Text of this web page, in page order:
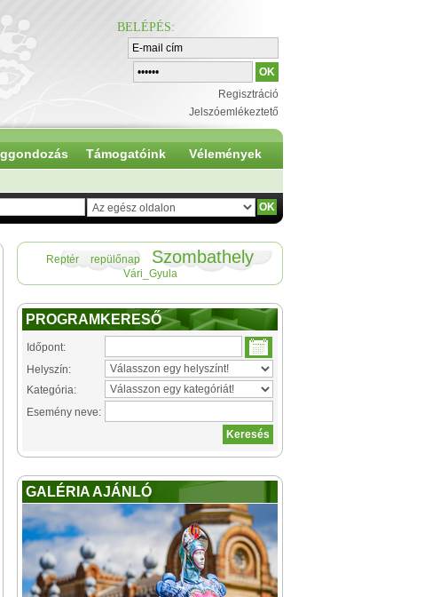
BELÉPÉS:
Regisztráció
Jelszóemlékeztető
Támogatóink Vélemények
Reptér repülőnap Szombathely
Vári_Gyula
PROGRAMKERESŐ
Időpont:
Helyszín:
Kategória:
Esemény neve:
GALÉRIA AJÁNLÓ